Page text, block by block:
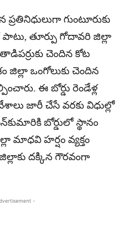
ప్రతినిధులుగా గుంటూరుకు
తూర్పు గోదావరి జిల్లా
చెందిన కోట
జిల్లా ఒంగోలుకు చెందిన
ఈ బోర్డు రెండేళ్ల
జారీ చేసే వరకు విధుల్లో
బోర్డులో స్థానం
మాధవి హర్షం వ్యక్తం
దక్కిన గౌరవంగా
-